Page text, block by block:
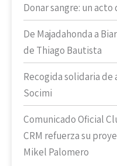
Donar sangre: un
De Majadahonda a
de Thiago Bautista
Recogida solidaria
Socimi
Comunicado Oficial
CRM refuerza su
Mikel Palomero